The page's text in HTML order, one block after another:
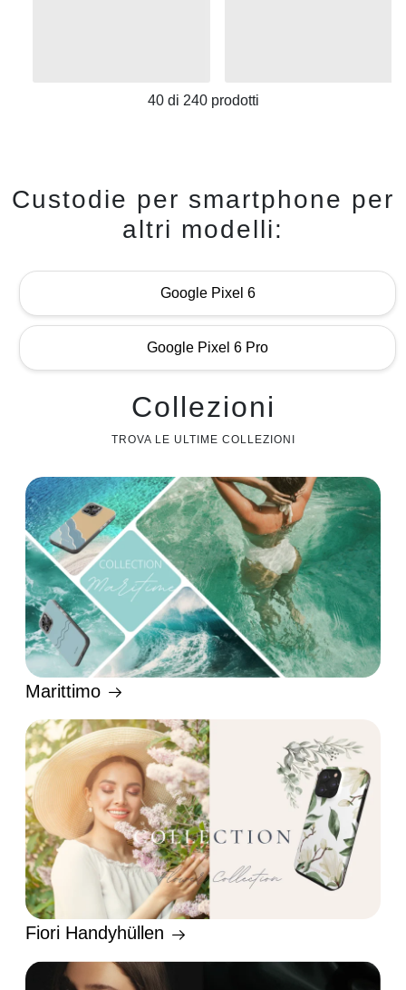
40di 240prodotti
Custodie per smartphone per
altri modelli:
Google Pixel 6
Google Pixel 6 Pro
Collezioni
TROVA LE ULTIME COLLEZIONI
Marittimo
Fiori Handyhüllen